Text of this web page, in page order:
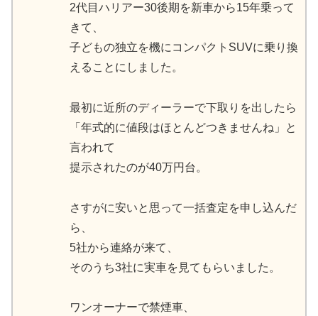
2代目ハリアー30後期を新車から15年乗って
きて、
子どもの独立を機にコンパクトSUVに乗り換
えることにしました。
最初に近所のディーラーで下取りを出したら
「年式的に値段はほとんどつきませんね」と
言われて
提示されたのが40万円台。
さすがに安いと思って一括査定を申し込んだ
ら、
5社から連絡が来て、
そのうち3社に実車を見てもらいました。
ワンオーナーで禁煙車、